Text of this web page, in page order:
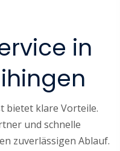
in
bietet klare Vorteile.
und schnelle
zuverlässigen Ablauf.